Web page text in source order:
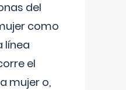
del
como
línea
el
mujer o,